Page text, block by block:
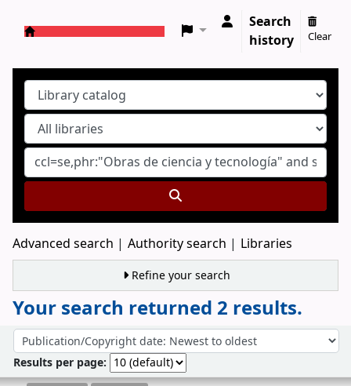
Search
history
Clear
Advanced search Authority search Libraries
Refine your search
Your search returned 2 results.
Sort by:
Results per page: